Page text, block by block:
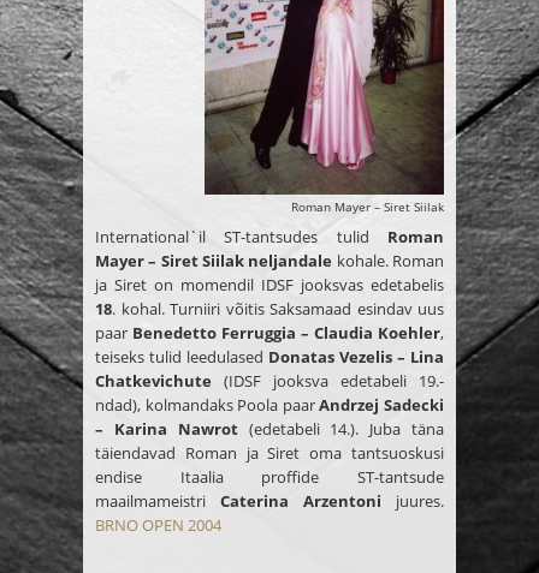
Roman Mayer – Siret Siilak
International`il ST-tantsudes tulid Roman
Mayer – Siret Siilak neljandale kohale. Roman
ja Siret on momendil IDSF jooksvas edetabelis
18. kohal. Turniiri võitis Saksamaad esindav uus
paar Benedetto Ferruggia – Claudia Koehler,
teiseks tulid leedulased Donatas Vezelis – Lina
Chatkevichute (IDSF jooksva edetabeli 19.-
ndad), kolmandaks Poola paarAndrzej Sadecki
– Karina Nawrot(edetabeli 14.). Juba täna
täiendavad Roman ja Siret oma tantsuoskusi
endise Itaalia proffide ST-tantsude
maailmameistri Caterina Arzentoni juures.
BRNO OPEN 2004